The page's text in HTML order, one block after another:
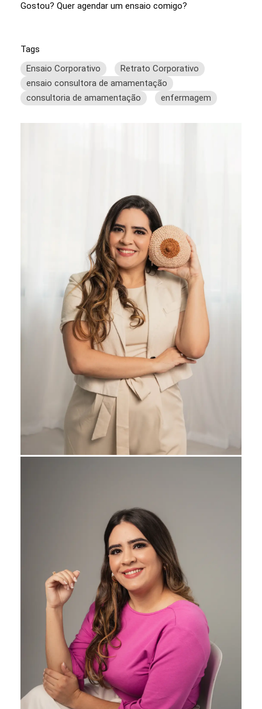
Gostou? Quer agendar um ensaio comigo?
Tags
Ensaio Corporativo
Retrato Corporativo
ensaio consultora de amamentação
consultoria de amamentação
enfermagem